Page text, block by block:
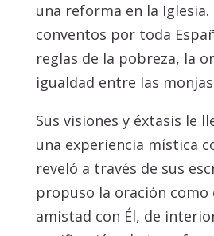
una reforma en la Iglesia.
conventos por toda
reglas de la pobreza, la
igualdad entre las
Sus visiones y éxtasis le
una experiencia mística
reveló a través de sus
propuso la oración como
amistad con Él, de